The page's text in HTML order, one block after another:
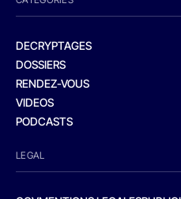
DECRYPTAGES
DOSSIERS
RENDEZ-VOUS
VIDEOS
PODCASTS
LEGAL